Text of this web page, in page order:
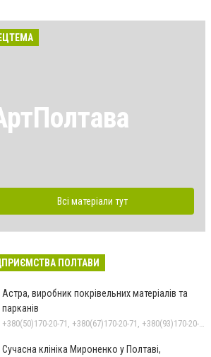
Всі матеріали тут
ПОЛТАВИ
Астра, виробник покрівельних матеріалів та
парканів
Сучасна клініка Мироненко у Полтаві,